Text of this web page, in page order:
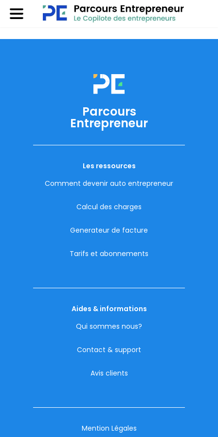
Parcours
Entrepreneur
Les ressources
Comment devenir auto entrepreneur
Calcul des charges
Generateur de facture
Tarifs et abonnements
Aides & informations
Qui sommes nous?
Contact & support
Avis clients
Mention Légales